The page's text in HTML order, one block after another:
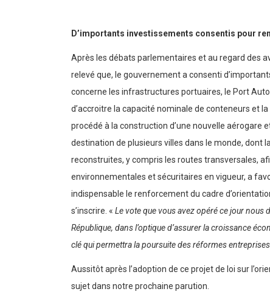
D’importants investissements consentis pour
Après les débats parlementaires et au regard des
relevé que, le gouvernement a consenti
concerne les infrastructures portuaires, le Port
d’accroitre la capacité nominale de conteneurs et
procédé à la construction d’une nouvelle aérogare
destination de plusieurs villes dans le monde, dont
reconstruites, y compris les routes transversales,
environnementales et sécuritaires en vigueur, a
indispensable le renforcement du cadre
s’inscrire. « Le vote que vous avez opéré ce jour nous
République, dans l’optique d’assurer la croissance
clé qui permettra la poursuite des réformes
Aussitôt après l’adoption de ce projet de loi sur
sujet dans notre prochaine parution.